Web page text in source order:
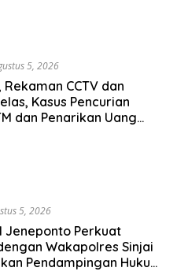
5, 2026
Rekaman CCTV dan
Kasus Pencurian
dan Penarikan Uang
5, 2026
Jeneponto Perkuat
Wakapolres Sinjai
Pendampingan Hukum